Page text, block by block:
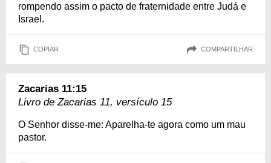
rompendo assim o pacto de fraternidade entre Judá e
Israel.
COPIAR COMPARTILHAR
Zacarias 11:15
Livro de Zacarias 11, versículo 15
O Senhor disse-me: Aparelha-te agora como um mau
pastor.